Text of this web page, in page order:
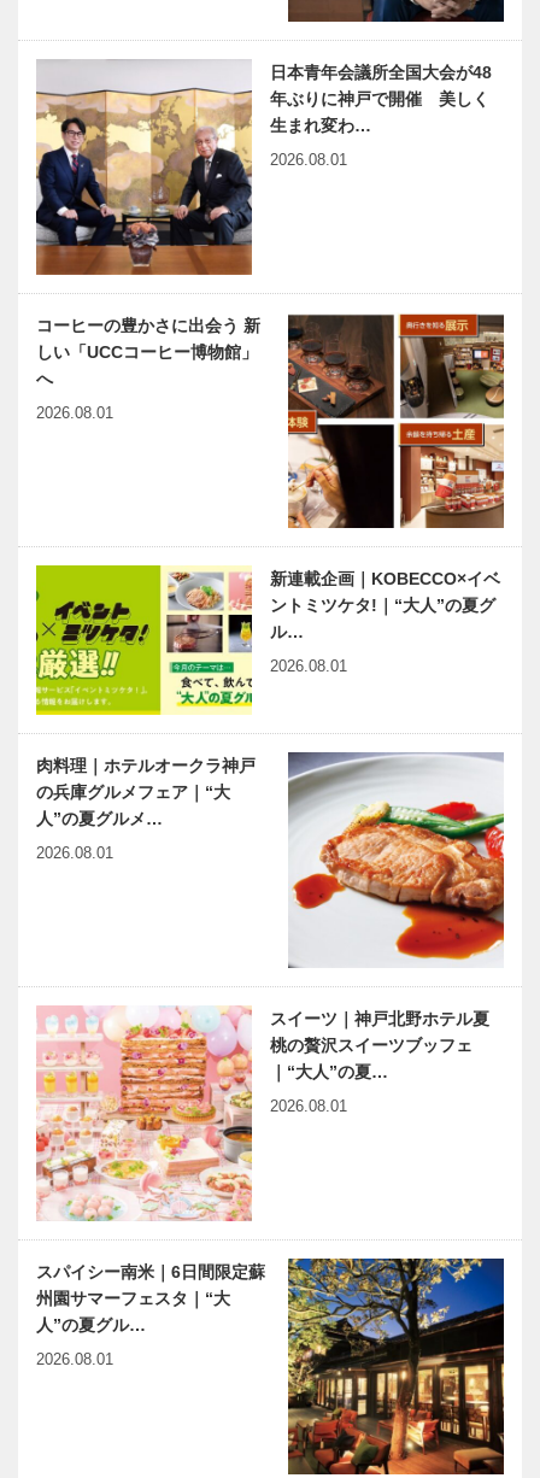
でも「この人
対に面白い」
と思える仲間
が多くいる“
圧倒的…
ひょうご神戸
まちかど学だ
より｜「防災
の講演と応急
兵庫県医師会
の「みんなの
医療社会学」
第167回
出会いと学びの旅から
力はココだ！
Vol.45 神戸
ボタン 第
140回 地元
にまつわる妖
怪・UMA・
生物の謎を探
る！！『…
連載エッセイ
／喫茶店の書
斎から 111
島田陽子さん
の詩
有馬温泉歴史
人物帖 ～其
の弐拾九～
田中 邦衛
（たなか く
にえ）
1932～20…
ベトナム元気
X躍動するア
新空港…
日本青年会議所全国大会が48
年ぶりに神戸で開催 美しく
生まれ変わ…
2026.08.01
コーヒーの豊かさに出会う 新
しい「UCCコーヒー博物館」
へ
2026.08.01
新連載企画｜KOBECCO×イベ
ントミツケタ!｜“大人”の夏グ
ル…
2026.08.01
肉料理｜ホテルオークラ神戸
の兵庫グルメフェア｜“大
人”の夏グルメ…
2026.08.01
スイーツ｜神戸北野ホテル夏
桃の贅沢スイーツブッフェ
｜“大人”の夏…
2026.08.01
スパイシー南米｜6日間限定蘇
州園サマーフェスタ｜“大
人”の夏グル…
2026.08.01